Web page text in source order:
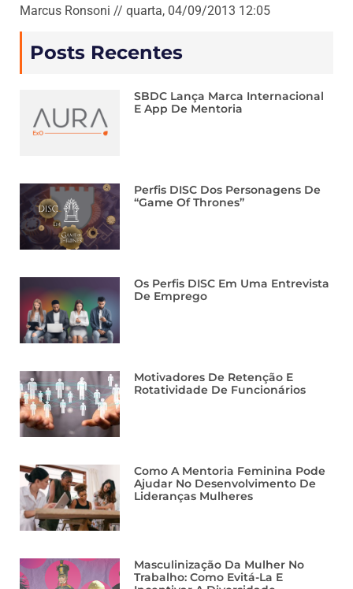
Marcus Ronsoni // quarta, 04/09/2013 12:05
Posts Recentes
SBDC Lança Marca Internacional
E App De Mentoria
Perfis DISC Dos Personagens De
“Game Of Thrones”
Os Perfis DISC Em Uma Entrevista
De Emprego
Motivadores De Retenção E
Rotatividade De Funcionários
Como A Mentoria Feminina Pode
Ajudar No Desenvolvimento De
Lideranças Mulheres
Masculinização Da Mulher No
Trabalho: Como Evitá-La E